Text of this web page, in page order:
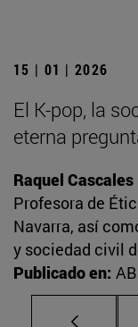
15 | 01 | 2026
El K-pop, la
eterna
Raquel Cascales
Profesora de
Navarra, así
y sociedad civil
Publicado en: